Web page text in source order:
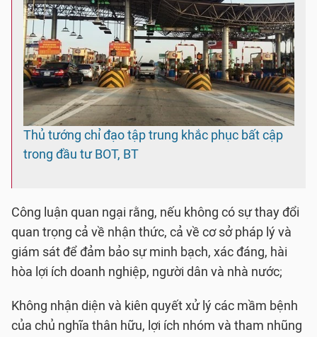
Thủ tướng chỉ đạo tập trung khắc phục bất cập
trong đầu tư BOT, BT
Công luận quan ngại rằng, nếu không có sự thay đổi
quan trọng cả về nhận thức, cả về cơ sở pháp lý và
giám sát để đảm bảo sự minh bạch, xác đáng, hài
hòa lợi ích doanh nghiệp, người dân và nhà nước;
Không nhận diện và kiên quyết xử lý các mầm bệnh
của chủ nghĩa thân hữu, lợi ích nhóm và tham nhũng